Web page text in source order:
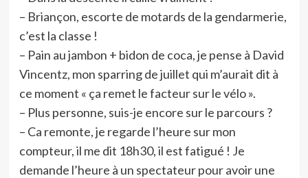
– Briançon, escorte de motards de la gendarmerie,
c’est la classe !
– Pain au jambon + bidon de coca, je pense à David
Vincentz, mon sparring de juillet qui m’aurait dit à
ce moment « ça remet le facteur sur le vélo ».
– Plus personne, suis-je encore sur le parcours ?
– Ca remonte, je regarde l’heure sur mon
compteur, il me dit 18h30, il est fatigué ! Je
demande l’heure à un spectateur pour avoir une